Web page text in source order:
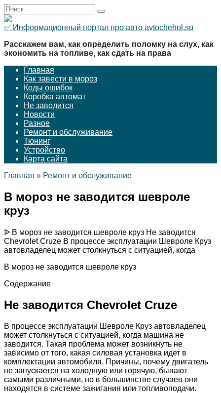
Перейти
к
содержанию
Search
for:
✅ Информационный портал про авто avtochehol.su
Расскажем вам, как определить поломку на слух, как
экономить на топливе, как сдать на права
Главная
Как завести в мороз
Коды ошибок
Коробка автомат
Не заводится
Новости
Разное
Ремонт и обслуживание
Тюнинг
Устройство
Карта сайта
Главная » Ремонт и обслуживание
В мороз не заводится шевроле
круз
ᐉ В мороз не заводится шевроле круз Не заводится
Chevrolet Cruze В процессе эксплуатации Шевроле Круз
автовладелец может столкнуться с ситуацией, когда
В мороз не заводится шевроле круз
Содержание
Не заводится Chevrolet Cruze
В процессе эксплуатации Шевроле Круз автовладелец
может столкнуться с ситуацией, когда машина не
заводится. Такая проблема может возникнуть не
зависимо от того, какая силовая установка идет в
комплектации автомобиля. Причины, почему двигатель
не запускается на холодную или горячую, бывают
самыми различными, но в большинстве случаев они
находятся в системе зажигания или топливоподачи.